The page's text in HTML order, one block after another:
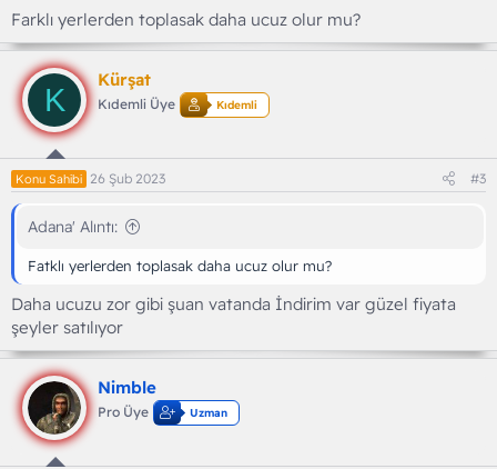
Farklı yerlerden toplasak daha ucuz olur mu?
K
Kürşat
Kıdemli Üye Kıdemli
Konu Sahibi 26 Şub 2023 #3
Adana' Alıntı:
Fatklı yerlerden toplasak daha ucuz olur mu?
Daha ucuzu zor gibi şuan vatanda İndirim var güzel fiyata
şeyler satılıyor
Nimble
Pro Üye Uzman